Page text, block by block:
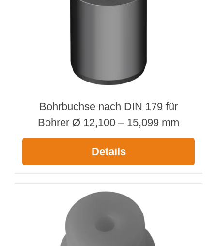
Bohrbuchse nach DIN 179 für
Bohrer Ø 12,100 – 15,099 mm
Details